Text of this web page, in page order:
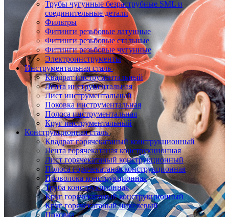
Трубы чугунные безраструбные SML и
соединительные детали
Фильтры
Фитинги резьбовые латунные
Фитинги резьбовые стальные
Фитинги резьбовые чугунные
Электроинструменты
Инструментальная сталь
Квадрат инструментальный
Лента инструментальная
Лист инструментальный
Поковка инструментальная
Полоса инструментальная
Круг инструментальный
Конструкционная сталь
Квадрат горячекатаный конструкционный
Лента горячекатаная конструкционная
Лист горячекатаный конструкционный
Полоса горячекатаная конструкционная
Проволока конструкционная
Труба конструкционная
Круг горячекатаный конструкционный
Круг горячекатаный никелевый
Поковка